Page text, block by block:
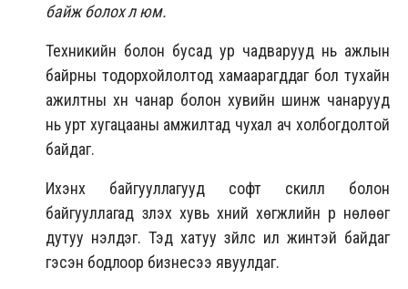
байж болох л юм.
Техникийн болон бусад ур чадварууд нь ажлын
байрны тодорхойлолтод хамаарагддаг бол тухайн
ажилтны хүн чанар болон хувийн шинж чанарууд
нь урт хугацааны амжилтад чухал ач холбогдолтой
байдаг.
Ихэнх байгууллагууд софт скилл болон
байгууллагад үзүүлэх хувь хүний хөгжлийн үр нөлөөг
дутуу үнэлдэг. Тэд хатуу зүйлс илүү жинтэй байдаг
гэсэн бодлоор бизнесээ явуулдаг.